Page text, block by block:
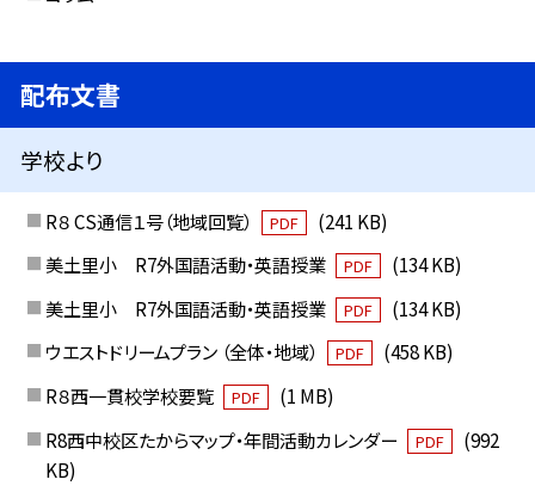
配布文書
学校より
R８ CS通信１号（地域回覧） PDF
(241 KB)
美土里小 R7外国語活動・英語授業
PDF
(134 KB)
美土里小 R7外国語活動・英語授業
PDF
(134 KB)
ウエストドリームプラン （全体・地域）
PDF
(458 KB)
R８西一貫校学校要覧
PDF
(1 MB)
R8西中校区たからマップ・年間活動カレンダー
PDF
(992
KB)